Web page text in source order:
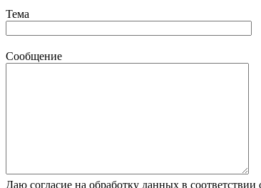
Тема
Сообщение
Даю согласие на обработку данных в соответствии